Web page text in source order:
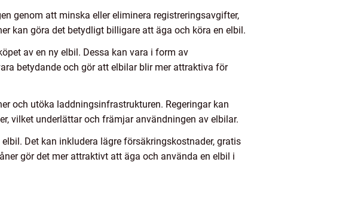
genom att minska eller eliminera registreringsavgifter,
kan göra det betydligt billigare att äga och köra en elbil.
av en ny elbil. Dessa kan vara i form av
betydande och gör att elbilar blir mer attraktiva för
och utöka laddningsinfrastrukturen. Regeringar kan
vilket underlättar och främjar användningen av elbilar.
Det kan inkludera lägre försäkringskostnader, gratis
gör det mer attraktivt att äga och använda en elbil i